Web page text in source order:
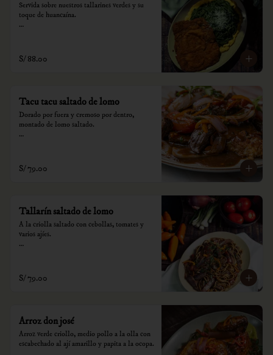
Servida sobre nuestros tallarines verdes y su
toque de huancaína.
consumo.
S/ 88.00
Tacu tacu saltado de lomo
Dorado por fuera y cremoso por dentro,
montado de lomo saltado.
consumo.
S/ 79.00
Tallarín saltado de lomo
A la criolla saltado con cebollas, tomates y
varios ajíes.
consumo.
S/ 79.00
Arroz don josé
Arroz verde criollo, medio pollo a la olla con
escabechado al ají amarillo y papita a la ocopa.